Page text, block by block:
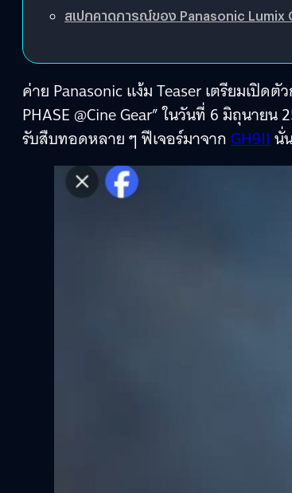
สเปกคาดการณ์ของ Panasonic Lumix
ค่าย Panasonic แง้ม Teaser เตรียมเปิด
PHASE @Cine Gear” ในวันที่ 6 มิถุนาย
รับสืบทอดหลาย ๆ ฟีเจอร์มาจาก GH9IIนั่